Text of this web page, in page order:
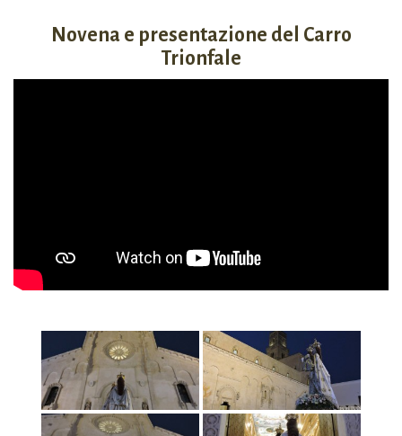
Novena e presentazione del Carro
Trionfale